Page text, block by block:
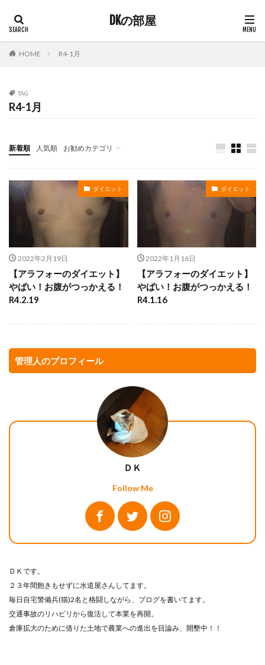
DKの部屋
HOME R4-1月
TAG
R4-1月
新着順 人気順 お勧めカテゴリ
サーバー
ダイエット
2022年2月19日
【アラフォーのダイエット】
やばい！お腹がつっかえる！
R4.2.19
ダイエット
2022年1月16日
【アラフォーのダイエット】
やばい！お腹がつっかえる！
R4.1.16
管理人のプロフィール
ＤＫ
Follow Me
ＤＫです。
２３年間飽きもせずに水道屋さんしてます。
毎日自宅警備兵(猫)2名と格闘しながら、ブログを書いてます。
交通事故のリハビリから復活して本業を再開。
倉庫拡大のために借りた土地で農業への進出を目論み、開墾中！！